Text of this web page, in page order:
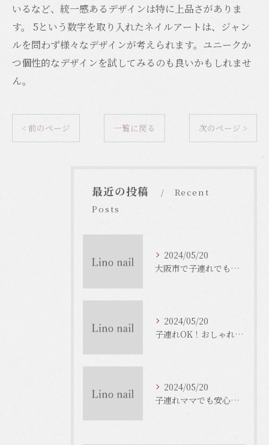
いるなど、統一感あるデザインは特に上品さがありま
す。 5という数字を取り入れたネイルアートは、ジャン
ルを問わず様々なデザインが考えられます。ユニークか
つ個性的なデザインを試してみるのも良いかもしれませ
ん。
< 前のページ 一覧に戻る 次のページ >
最近の投稿
Recent
Posts
2024/05/20
大阪市で子連れでもOKなネイルサロンがいっぱい！
2024/05/20
子連れOK！おしゃれな大阪市のネイルサロンをご紹介！
2024/05/20
子連れママでも安心！大阪のネイルサロンで癒しのひとときを